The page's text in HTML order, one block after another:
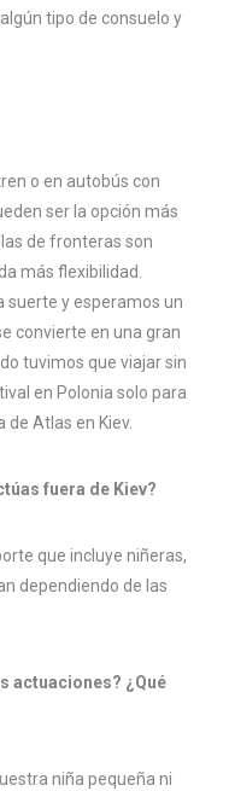
tipo de consuelo y
o en autobús con
ser la opción más
de fronteras son
más flexibilidad.
suerte y esperamos un
convierte en una gran
tuvimos que viajar sin
en Polonia solo para
de Atlas en Kiev.
fuera de Kiev?
que incluye niñeras,
dependiendo de las
actuaciones? ¿Qué
niña pequeña ni